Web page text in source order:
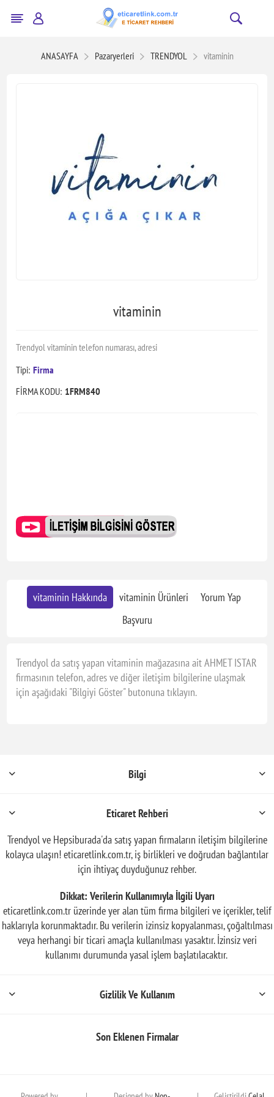
ANASAYFA Pazaryerleri TRENDYOL vitaminin
vitaminin
Trendyol vitaminin telefon numarası, adresi
Tipi: Firma
FİRMA KODU: 1FRM840
vitaminin Hakkında vitaminin Ürünleri
Yorum Yap
Başvuru
Trendyol da satış yapan vitaminin mağazasına ait AHMET ISTAR
firmasının telefon, adres ve diğer iletişim bilgilerine ulaşmak
için aşağıdaki "Bilgiyi Göster" butonuna tıklayın.
Bilgi
Eticaret Rehberi
Trendyol ve Hepsiburada'da satış yapan firmaların iletişim bilgilerine
kolayca ulaşın! eticaretlink.com.tr, iş birlikleri ve doğrudan bağlantılar
için ihtiyaç duyduğunuz rehber.
Dikkat: Verilerin Kullanımıyla İlgili Uyarı
eticaretlink.com.tr üzerinde yer alan tüm firma bilgileri ve içerikler, telif
haklarıyla korunmaktadır. Bu verilerin izinsiz kopyalanması, çoğaltılması
veya herhangi bir ticari amaçla kullanılması yasaktır. İzinsiz veri
kullanımı durumunda yasal işlem başlatılacaktır.
Gizlilik Ve Kullanım
Son Eklenen Firmalar